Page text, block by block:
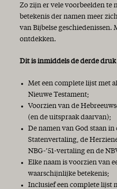
Zo zijn er vele voorbeelden te
betekenis der namen meer
van Bijbelse
ontdekken.
Dit is inmiddels de derde
Met een complete lijst met
Nieuwe Testament;
Voorzien van de
(en de uitspraak daarvan);
De namen van God staan
Statenvertaling, de
NBG-’51-vertaling en de
Elke naam is voorzien van
waarschijnlijke betekenis;
Inclusief een complete lijst